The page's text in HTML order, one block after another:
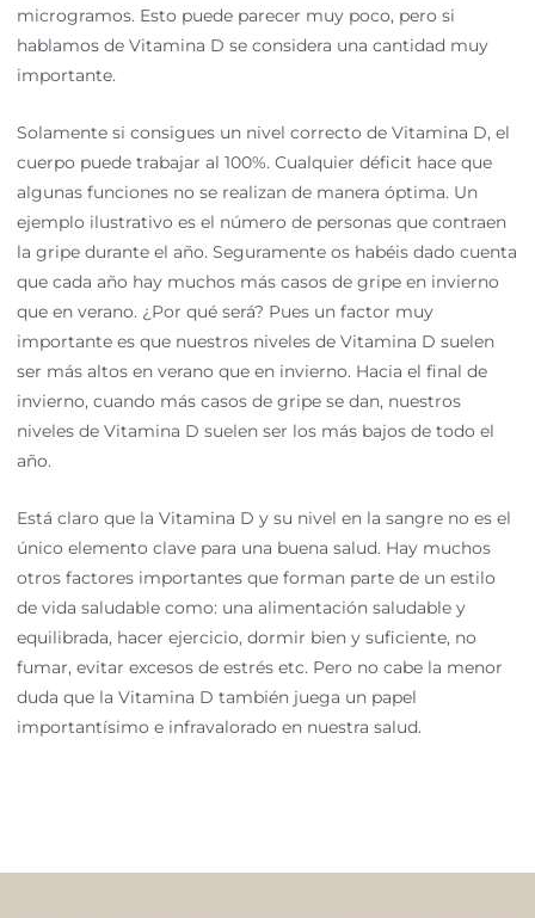
microgramos. Esto puede parecer muy poco, pero si
hablamos de Vitamina D se considera una cantidad muy
importante.
Solamente si consigues un nivel correcto de Vitamina D, el
cuerpo puede trabajar al 100%. Cualquier déficit hace que
algunas funciones no se realizan de manera óptima. Un
ejemplo ilustrativo es el número de personas que contraen
la gripe durante el año. Seguramente os habéis dado cuenta
que cada año hay muchos más casos de gripe en invierno
que en verano. ¿Por qué será? Pues un factor muy
importante es que nuestros niveles de Vitamina D suelen
ser más altos en verano que en invierno. Hacia el final de
invierno, cuando más casos de gripe se dan, nuestros
niveles de Vitamina D suelen ser los más bajos de todo el
año.
Está claro que la Vitamina D y su nivel en la sangre no es el
único elemento clave para una buena salud. Hay muchos
otros factores importantes que forman parte de un estilo
de vida saludable como: una alimentación saludable y
equilibrada, hacer ejercicio, dormir bien y suficiente, no
fumar, evitar excesos de estrés etc. Pero no cabe la menor
duda que la Vitamina D también juega un papel
importantísimo e infravalorado en nuestra salud.